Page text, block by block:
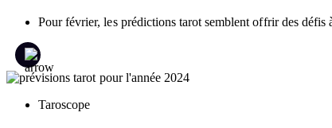
Pour février, les prédictions tarot semblent offrir des défis
Taroscope